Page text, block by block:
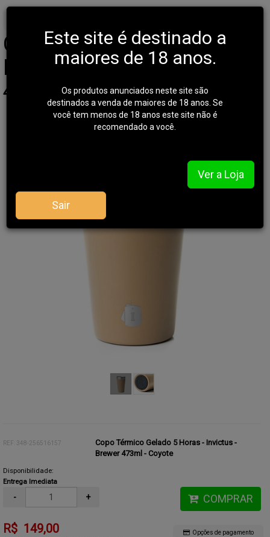
Copo Térmico Gelado 5
Horas - Invictus - Brewer
473ml - Coyote
REF: 348-256516157
Copo Térmico Gelado 5 Horas - Invictus -
Brewer 473ml - Coyote
Disponibilidade:
Entrega Imediata
- + COMPRAR
R$ 149,00 Opções de pagamento
Este site é destinado a
maiores de 18 anos.
Os produtos anunciados neste site são
destinados a venda de maiores de 18 anos. Se
você tem menos de 18 anos este site não é
recomendado a você.
Ver a Loja
Sair